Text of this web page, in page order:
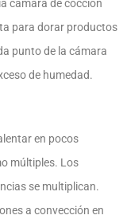
cámara de cocción
para dorar productos
punto de la cámara
de humedad.
en pocos
múltiples. Los
se multiplican.
a convección en